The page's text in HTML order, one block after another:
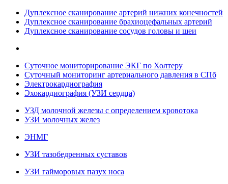
Дуплексное сканирование артерий нижних конечностей
Дуплексное сканирование брахиоцефальных артерий
Дуплексное сканирование сосудов головы и шеи
Суточное мониторирование ЭКГ по Холтеру
Суточный мониторинг артериального давления в СПб
Электрокардиография
Эхокардиография (УЗИ сердца)
УЗД молочной железы с определением кровотока
УЗИ молочных желез
ЭНМГ
УЗИ тазобедренных суставов
УЗИ гайморовых пазух носа